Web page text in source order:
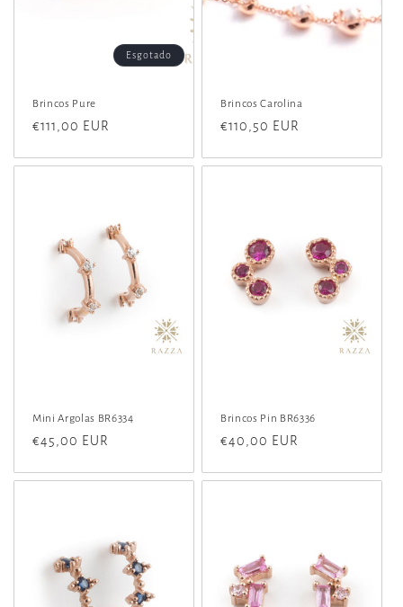
Esgotado
Brincos Pure
Preço
€111,00 EUR
Brincos Carolina
Preço
€110,50 EUR
Mini Argolas BR6334
Preço
€45,00 EUR
Brincos Pin BR6336
Preço
€40,00 EUR